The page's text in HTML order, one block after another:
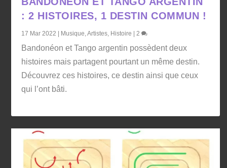
: 2 HISTOIRES, 1 DESTIN COMMUN !
17 Mar 2022 | Musique ,Artistes Histoire | 2
Bandonéon et Tango argentin possèdent deux
histoires mais partagent pourtant un même destin.
Découvrez ces histoires, ce destin ainsi que ceux
qui l’ont bâti.